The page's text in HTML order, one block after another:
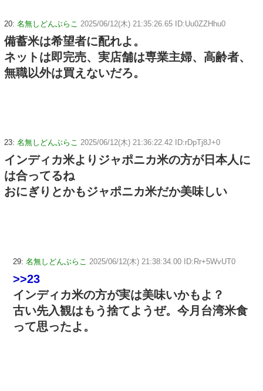
20: 名無しどんぶらこ 2025/06/12(木) 21:35:26.65 ID:Uu0ZZHhu0
備蓄米は希望者に配れよ。
ネットは即完売、実店舗は専業主婦、高齢者、
無職以外は買えないだろ。
23: 名無しどんぶらこ 2025/06/12(木) 21:36:22.42 ID:rDpTj8J+0
インディカ米よりジャポニカ米の方が日本人に
は合ってるね
おにぎりとかもジャポニカ米だか美味しい
29: 名無しどんぶらこ 2025/06/12(木) 21:38:34.00 ID:Rr+5WvUT0
>>23
インディカ米の方が実は美味いかもよ？
古い先入観はもう捨てようぜ。今月台湾米食
って思ったよ。